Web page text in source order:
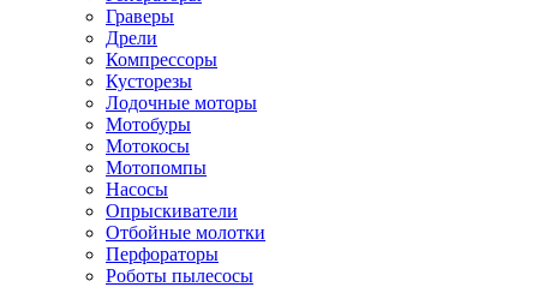
Граверы
Дрели
Компрессоры
Кусторезы
Лодочные моторы
Мотобуры
Мотокосы
Мотопомпы
Насосы
Опрыскиватели
Отбойные молотки
Перфораторы
Роботы пылесосы